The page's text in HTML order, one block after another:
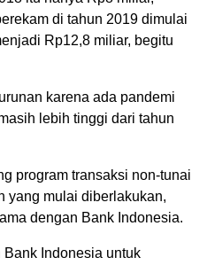
di tahun 2019 dimulai
Rp12,8 miliar, begitu
karena ada pandemi
lebih tinggi dari tahun
program transaksi non-tunai
yang mulai diberlakukan,
dengan Bank Indonesia.
Bank Indonesia untuk